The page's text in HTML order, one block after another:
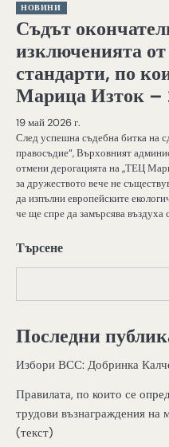
НОВИНИ
Съдът
изключенията
стандарти, по
Марица Изток –
19 май 2026 г.
След успешна съдебна битка на
правосъдие“, Върховният
отмени дерогацията на „ТЕЦ
за дружеството вече не
да изпълни европейските
че ще спре да замърсява въздуха
Търсене
Последни
Избори ВСС: Добринка
Правилата, по които се
трудови възнаграждения на
(текст)